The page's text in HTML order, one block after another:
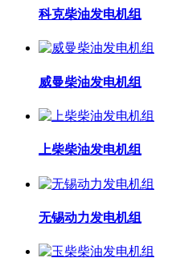
科克柴油发电机组
威曼柴油发电机组
上柴柴油发电机组
无锡动力发电机组